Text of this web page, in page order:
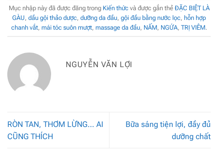
Mục nhập này đã được đăng trong Kiến thứcvà được gắn thẻ ĐẶC BIỆT LÀ
GÀU, dầu gội thảo dược, dưỡng da đầu, gội đầu bằng nước lọc, hỗn hợp
chanh vắt, mái tóc suôn mượt, massage da đầu, NẤM, NGỨA, TRỊ VIÊM.
NGUYỄN VĂN LỢI
RÒN TAN, THƠM LỪNG… AI
CŨNG THÍCH
Bữa sáng tiện lợi, đầy đủ
dưỡng chất